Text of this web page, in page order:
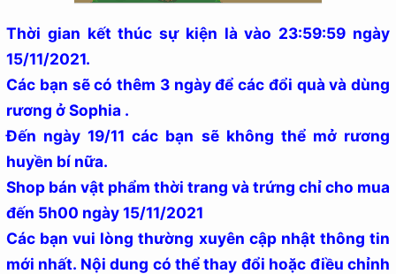
Thời gian kết thúc sự kiện là vào 23:59:59 ngày
15/11/2021.
Các bạn sẽ có thêm 3 ngày để các đổi quà và dùng
rương ở Sophia .
Đến ngày 19/11 các bạn sẽ không thể mở rương
huyền bí nữa.
Shop bán vật phẩm thời trang và trứng chỉ cho mua
đến 5h00 ngày 15/11/2021
Các bạn vui lòng thường xuyên cập nhật thông tin
mới nhất. Nội dung có thể thay đổi hoặc điều chỉnh